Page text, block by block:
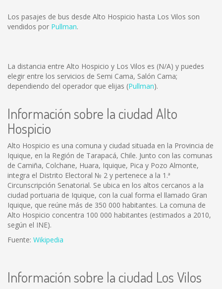
Los pasajes de bus desde Alto Hospicio hasta Los Vilos son
vendidos por Pullman.
La distancia entre Alto Hospicio y Los Vilos es (N/A) y puedes
elegir entre los servicios de Semi Cama, Salón Cama;
dependiendo del operador que elijas (Pullman).
Información sobre la ciudad Alto
Hospicio
Alto Hospicio es una comuna y ciudad situada en la Provincia de
Iquique, en la Región de Tarapacá, Chile. Junto con las comunas
de Camiña, Colchane, Huara, Iquique, Pica y Pozo Almonte,
integra el Distrito Electoral № 2 y pertenece a la 1.ª
Circunscripción Senatorial. Se ubica en los altos cercanos a la
ciudad portuaria de Iquique, con la cual forma el llamado Gran
Iquique, que reúne más de 350 000 habitantes. La comuna de
Alto Hospicio concentra 100 000 habitantes (estimados a 2010,
según el INE).
Fuente: Wikipedia
Información sobre la ciudad Los Vilos